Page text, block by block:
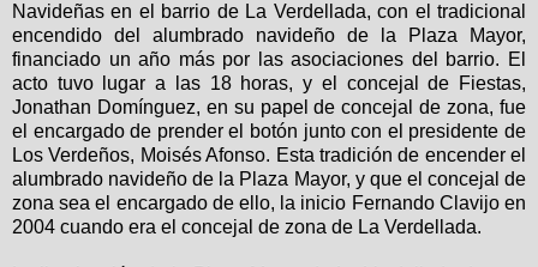
Navideñas en el barrio de La Verdellada, con el tradicional
encendido del alumbrado navideño de la Plaza Mayor,
financiado un año más por las asociaciones del barrio. El
acto tuvo lugar a las 18 horas, y el concejal de Fiestas,
Jonathan Domínguez, en su papel de concejal de zona, fue
el encargado de prender el botón junto con el presidente de
Los Verdeños, Moisés Afonso. Esta tradición de encender el
alumbrado navideño de la Plaza Mayor, y que el concejal de
zona sea el encargado de ello, la inicio Fernando Clavijo en
2004 cuando era el concejal de zona de La Verdellada.